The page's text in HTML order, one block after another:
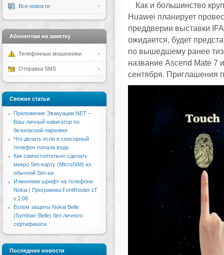
Как и большинство
Huawei планирует
преддверии выставки
ожидается, будет
по вышедшему ранее
название Ascend Mate 7
сентября. Приглашения
Все новости
Абонентам на заметку
Телефонные мошенники
Отправка SMS
Свежие статьи
Приложение Эвакуации.NET –
Ваш личный навигатор по
безопасной парковке
Что делать если в сенсорный
телефон попала вода
Как самостоятельно сделать
микро Sim-карту (MicroSIM) из
обычной Sim-ки
Изменяем шрифт на телефоне
Nokia | Программа FontRouter LT
v.2.08
Взлом защиты Nokia Belle
(Symbian Belle) без личного
сертификата
Последние новости